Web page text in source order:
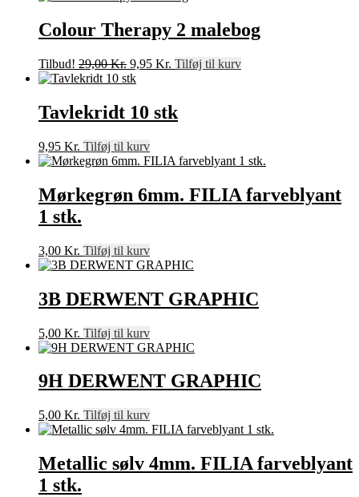
Colour Therapy 2 malebog
Tilbud! 29,00Kr. Den
oprindelige
var:
29,00 Kr..
9,95 Kr. Den
er:
9,95 Kr..
Tilføj til kurv
Tavlekridt 10 stk
9,95 Kr. Tilføj til kurv
Mørkegrøn 6mm. FILIA farveblyant
1 stk.
3,00 Kr. Tilføj til kurv
3B DERWENT GRAPHIC
5,00 Kr. Tilføj til kurv
9H DERWENT GRAPHIC
5,00 Kr. Tilføj til kurv
Metallic sølv 4mm. FILIA farveblyant
1 stk.